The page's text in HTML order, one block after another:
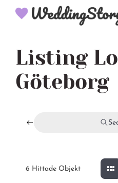
Hoppa
Listing
Göteborg
6 Hittade Objekt